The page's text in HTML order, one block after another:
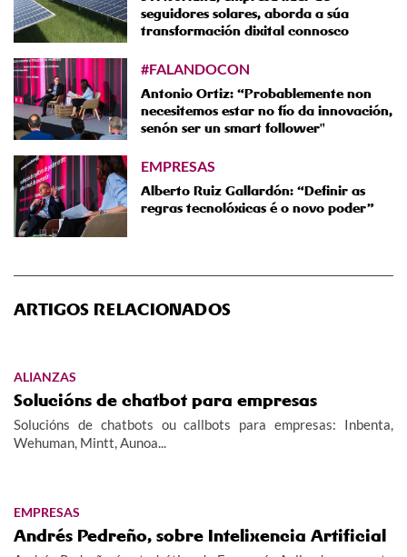
seguidores solares, aborda a súa
transformación dixital connosco
#FALANDOCON
Antonio Ortiz: “Probablemente non
necesitemos estar no fío da innovación,
senón ser un smart follower"
EMPRESAS
Alberto Ruiz Gallardón: “Definir as
regras tecnolóxicas é o novo poder”
ARTIGOS RELACIONADOS
ALIANZAS
Solucións de chatbot para empresas
Solucións de chatbots ou callbots para empresas: Inbenta,
Wehuman, Mintt, Aunoa...
EMPRESAS
Andrés Pedreño, sobre Intelixencia Artificial